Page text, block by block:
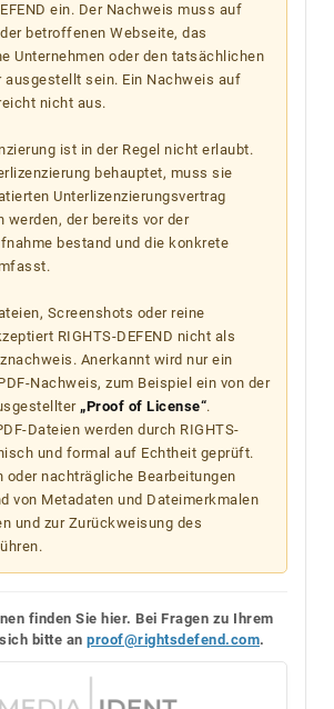
ein. Der Nachweis muss auf
betroffenen Webseite, das
Unternehmen oder den tatsächlichen
ausgestellt sein. Ein Nachweis auf
nicht aus.
ist in der Regel nicht erlaubt.
behauptet, muss sie
Unterlizenzierungsvertrag
werden, der bereits vor der
bestand und die konkrete
Screenshots oder reine
RIGHTS-DEFEND nicht als
Anerkannt wird nur ein
Nachweis, zum Beispiel ein von der
„Proof of License“.
Dateien werden durch RIGHTS-
und formal auf Echtheit geprüft.
oder nachträgliche Bearbeitungen
von Metadaten und Dateimerkmalen
und zur Zurückweisung des
finden Sie hier. Bei Fragen zu Ihrem
bitte an proof@rightsdefend.com.